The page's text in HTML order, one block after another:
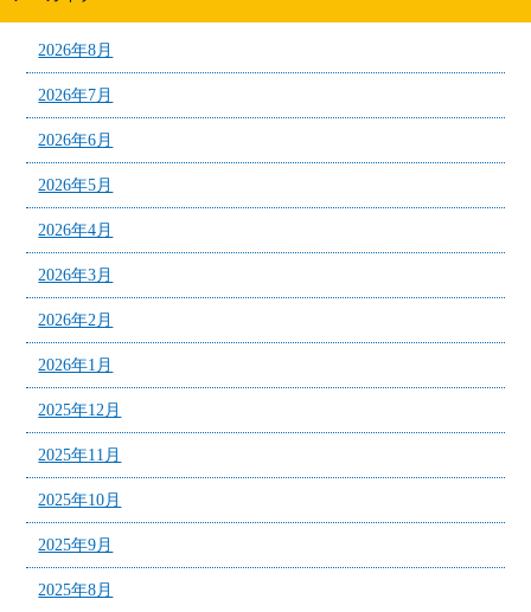
2026年8月
2026年7月
2026年6月
2026年5月
2026年4月
2026年3月
2026年2月
2026年1月
2025年12月
2025年11月
2025年10月
2025年9月
2025年8月